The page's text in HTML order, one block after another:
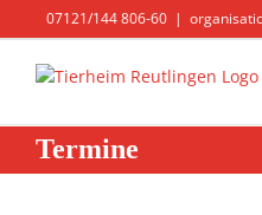
Inhalt
springen
07121/144 806-60 |
Termine